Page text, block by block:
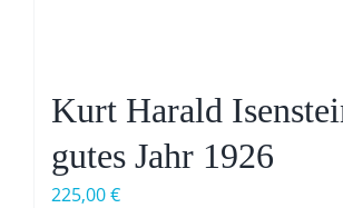
Kurt Harald
gutes Jahr 1926
225,00€